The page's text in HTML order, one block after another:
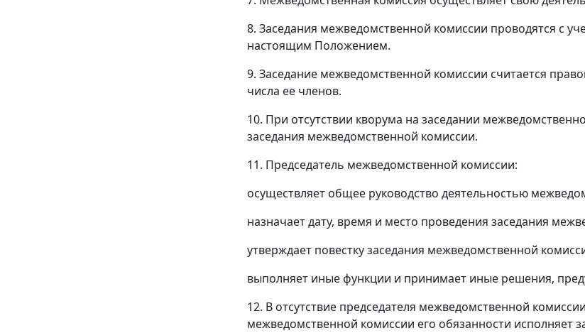
8. Заседания межведомственной комиссии проводятся с
настоящим Положением.
9. Заседание межведомственной комиссии считается
числа ее членов.
10. При отсутствии кворума на заседании
заседания межведомственной комиссии.
11. Председатель межведомственной комиссии:
осуществляет общее руководство деятельностью
назначает дату, время и место проведения заседания
утверждает повестку заседания межведомственной
выполняет иные функции и принимает иные решения,
12. В отсутствие председателя межведомственной
межведомственной комиссии его обязанности исполняет